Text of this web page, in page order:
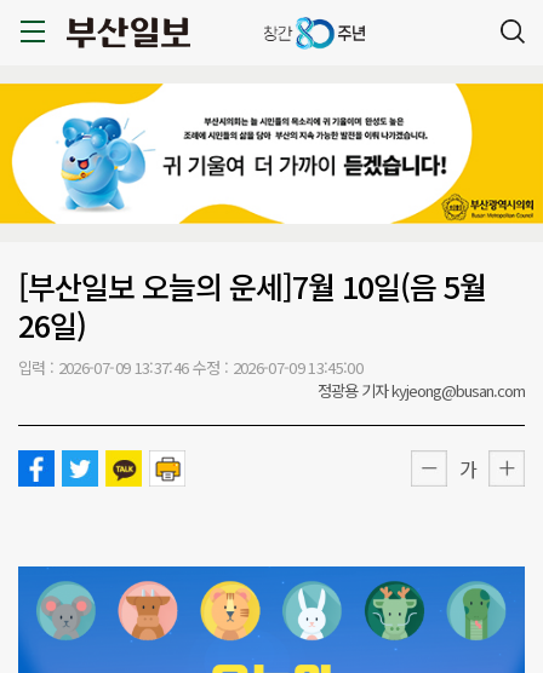
[부산일보 오늘의 운세]7월 10일(음 5월
26일)
입력 : 2026-07-09 13:37:46수정 : 2026-07-09 13:45:00
정광용 기자 kyjeong@busan.com
가